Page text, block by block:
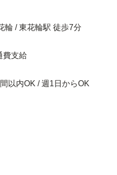
輪 / 東花輪駅 徒歩7分
費支給
以内OK / 週1日からOK